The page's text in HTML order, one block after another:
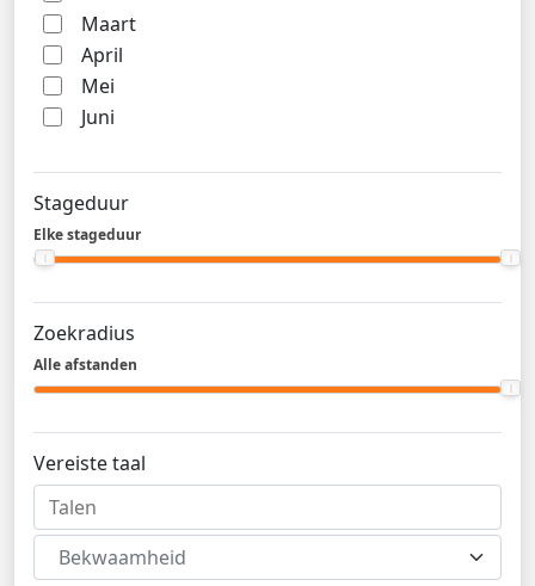
Maart
April
Mei
Juni
Stageduur
Elke stageduur
Zoekradius
Alle afstanden
Vereiste taal
Bekwaamheid